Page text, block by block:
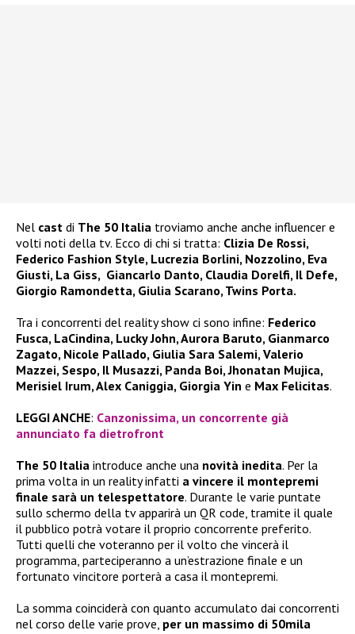
Nel cast di The 50 Italia troviamo anche anche influencer e
volti noti della tv. Ecco di chi si tratta: Clizia De Rossi,
Federico Fashion Style, Lucrezia Borlini, Nozzolino, Eva
Giusti, La Giss, Giancarlo Danto, Claudia Dorelfi, Il Defe,
Giorgio Ramondetta, Giulia Scarano, Twins Porta.
Tra i concorrenti del reality show ci sono infine: Federico
Fusca, LaCindina, Lucky John, Aurora Baruto, Gianmarco
Zagato, Nicole Pallado, Giulia Sara Salemi, Valerio
Mazzei, Sespo, Il Musazzi, Panda Boi, Jhonatan Mujica,
Merisiel Irum, Alex Caniggia, Giorgia Yin e Max Felicitas.
LEGGI ANCHE: Canzonissima, un concorrente già
annunciato fa dietrofront
The 50 Italia introduce anche una novità inedita. Per la
prima volta in un reality infatti a vincere il montepremi
finale sarà un telespettatore. Durante le varie puntate
sullo schermo della tv apparirà un QR code, tramite il quale
il pubblico potrà votare il proprio concorrente preferito.
Tutti quelli che voteranno per il volto che vincerà il
programma, parteciperanno a un’estrazione finale e un
fortunato vincitore porterà a casa il montepremi.
La somma coinciderà con quanto accumulato dai concorrenti
nel corso delle varie prove, per un massimo di 50mila